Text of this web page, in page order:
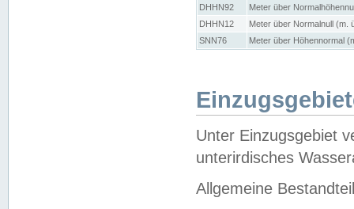
DHHN92
Meter über
DHHN12
Meter über Normalnull (m.
SNN76
Meter über Höhennormal
Unter Einzugsgebiet
unterirdisches
Allgemeine